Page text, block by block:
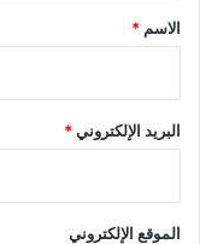
*
الاسم *
البريد الإلكتروني*
الموقع الإلكتروني